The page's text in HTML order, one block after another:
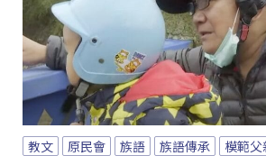
教文 原民會 族語 族語傳承 模範父